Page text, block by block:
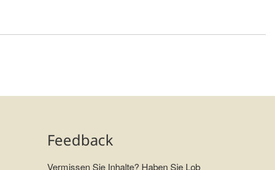
Feedback
Vermissen Sie Inhalte? Haben Sie Lob